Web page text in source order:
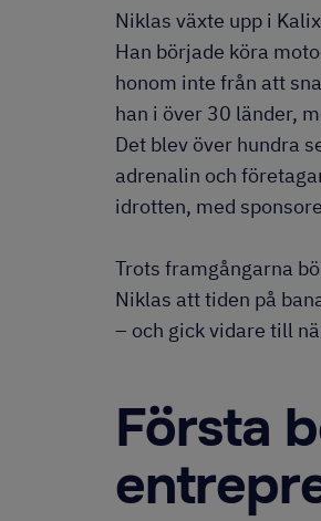
Niklas växte upp i
Han började köra
honom inte från att
han i över 30 länder,
Det blev över hundra
adrenalin och
idrotten, med
Trots framgångarna
Niklas att tiden på
– och gick vidare till
Första